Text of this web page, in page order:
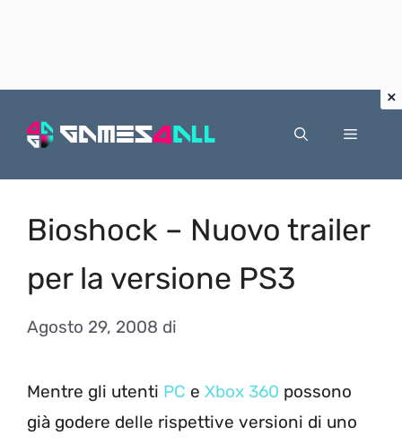
Menu
Bioshock – Nuovo trailer
per la versione PS3
Agosto 29, 2008 di
Mentre gli utenti PC e Xbox 360 possono
già godere delle rispettive versioni di uno